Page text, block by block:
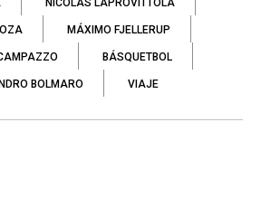
MÁXIMO FJELLERUP
BÁSQUETBOL
BOLMARO VIAJE